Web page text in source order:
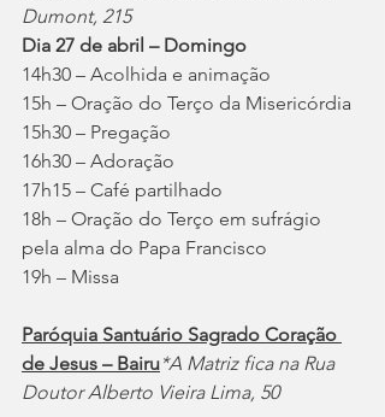
Dumont, 215
Dia 27 de abril – Domingo
14h30 – Acolhida e animação
15h – Oração do Terço da Misericórdia
15h30 – Pregação
16h30 – Adoração
17h15 – Café partilhado
18h – Oração do Terço em sufrágio
pela alma do Papa Francisco
19h – Missa
Paróquia Santuário Sagrado Coração
de Jesus – Bairu*A Matriz fica na Rua
Doutor Alberto Vieira Lima, 50